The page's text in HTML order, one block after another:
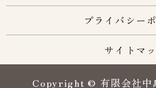
プライバシー
サイトマ
Copyright © 有限会社